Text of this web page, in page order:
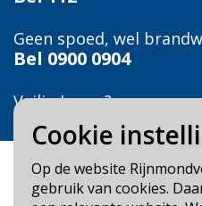
Cookie
Op de website
gebruik van cookies.
Geen spoed, wel
Bel 0900 0904
Veilig Leven?
Bel 0900-8387